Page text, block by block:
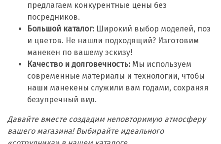
предлагаем конкурентные цены без
посредников.
Большой каталог: Широкий выбор моделей, поз
и цветов. Не нашли подходящий? Изготовим
манекен по вашему эскизу!
Качество и долговечность: Мы используем
современные материалы и технологии, чтобы
наши манекены служили вам годами, сохраняя
безупречный вид.
Давайте вместе создадим неповторимую атмосферу
вашего магазина! Выбирайте идеального